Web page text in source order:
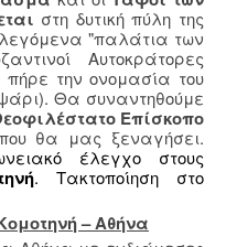
στη δυτική πύλη της
"παλάτια των
Αυτοκράτορες
την ονομασία του
Θα συναντηθούμε
Επίσκοπο
θα μας ξεναγήσει.
έλεγχο στους
. Τακτοποίηση στο
– Αθήνα